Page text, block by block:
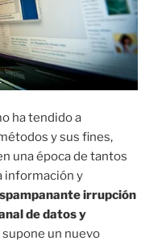
ha tendido a
y sus fines,
una época de tantos
información y
irrupción
de datos y
supone un nuevo